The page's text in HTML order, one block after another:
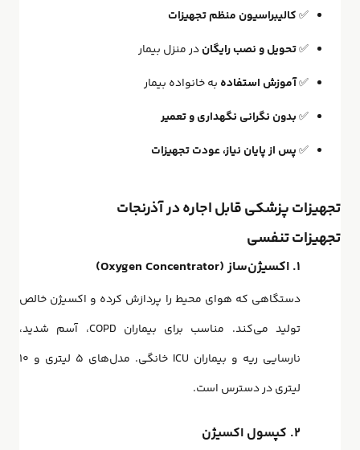
✅کالیبراسیون منظم تجهیزات
✅تحویل و نصب رایگاندر منزل بیمار
✅آموزش استفاده به خانواده بیمار
✅بدون نگرانی نگهداری و تعمیر
✅پس از پایان نیاز، عودت تجهیزات
تجهیزات پزشکی قابل اجاره در آذرنجات
تجهیزات تنفسی
۱. اکسیژن‌ساز (Oxygen Concentrator)
دستگاهی که هوای محیط را پردازش کرده و اکسیژن خالص
تولید می‌کند. مناسب برای بیماران COPD، آسم شدید،
نارسایی ریه و بیماران ICU خانگی. مدل‌های ۵ لیتری و ۱۰
لیتری در دسترس است.
۲. کپسول اکسیژن